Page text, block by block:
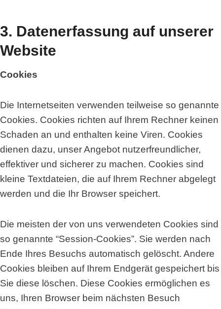
3. Datenerfassung auf unserer
Website
Cookies
Die Internetseiten verwenden teilweise so genannte
Cookies. Cookies richten auf Ihrem Rechner keinen
Schaden an und enthalten keine Viren. Cookies
dienen dazu, unser Angebot nutzerfreundlicher,
effektiver und sicherer zu machen. Cookies sind
kleine Textdateien, die auf Ihrem Rechner abgelegt
werden und die Ihr Browser speichert.
Die meisten der von uns verwendeten Cookies sind
so genannte “Session-Cookies”. Sie werden nach
Ende Ihres Besuchs automatisch gelöscht. Andere
Cookies bleiben auf Ihrem Endgerät gespeichert bis
Sie diese löschen. Diese Cookies ermöglichen es
uns, Ihren Browser beim nächsten Besuch